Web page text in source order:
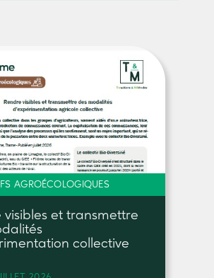
AGROÉCOLOGIQUES
visibles et transmettre
collective